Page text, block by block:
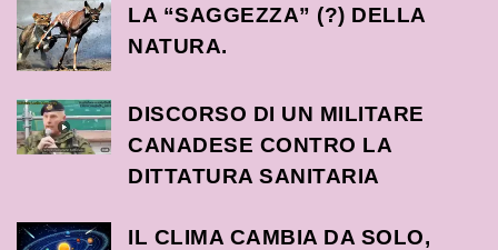
LA “SAGGEZZA” (?) DELLA
NATURA.
DISCORSO DI UN MILITARE
CANADESE CONTRO LA
DITTATURA SANITARIA
IL CLIMA CAMBIA DA SOLO,